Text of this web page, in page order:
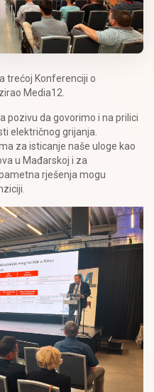
trećoj Konferenciji o
Media12.
pozivu da govorimo i na prilici
električnog grijanja.
za isticanje naše uloge kao
u Mađarskoj i za
rješenja mogu